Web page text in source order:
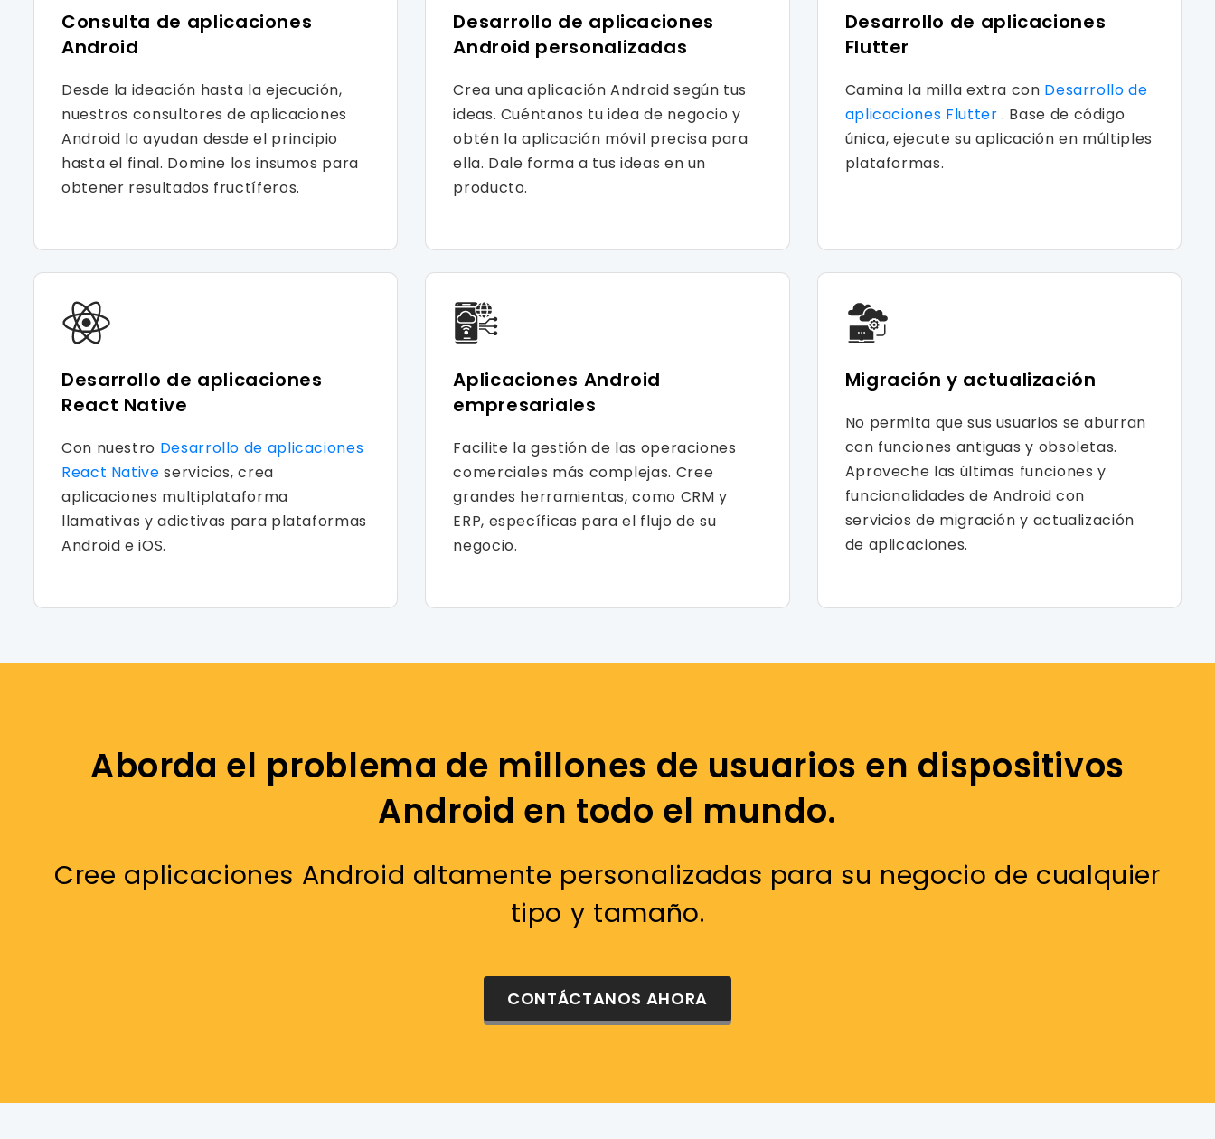
Consulta de aplicaciones
Android
Desde la ideación hasta la ejecución,
nuestros consultores de aplicaciones
Android lo ayudan desde el principio
hasta el final. Domine los insumos para
obtener resultados fructíferos.
Desarrollo de aplicaciones
Android personalizadas
Crea una aplicación Android según tus
ideas. Cuéntanos tu idea de negocio y
obtén la aplicación móvil precisa para
ella. Dale forma a tus ideas en un
producto.
Desarrollo de aplicaciones
Flutter
Camina la milla extra con Desarrollo de
aplicaciones Flutter. Base de código
única, ejecute su aplicación en múltiples
plataformas.
Desarrollo de aplicaciones
React Native
Con nuestro Desarrollo de aplicaciones
React Nativeservicios, crea
aplicaciones multiplataforma
llamativas y adictivas para plataformas
Android e iOS.
Aplicaciones Android
empresariales
Facilite la gestión de las operaciones
comerciales más complejas. Cree
grandes herramientas, como CRM y
ERP, específicas para el flujo de su
negocio.
Migración y actualización
No permita que sus usuarios se aburran
con funciones antiguas y obsoletas.
Aproveche las últimas funciones y
funcionalidades de Android con
servicios de migración y actualización
de aplicaciones.
Aborda el problema de millones de usuarios en dispositivos
Android en todo el mundo.
Cree aplicaciones Android altamente personalizadas para su negocio de cualquier
tipo y tamaño.
CONTÁCTANOS AHORA